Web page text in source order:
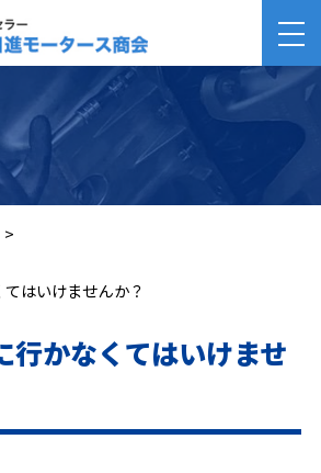
>
はいけませんか？
行かなくてはいけませ